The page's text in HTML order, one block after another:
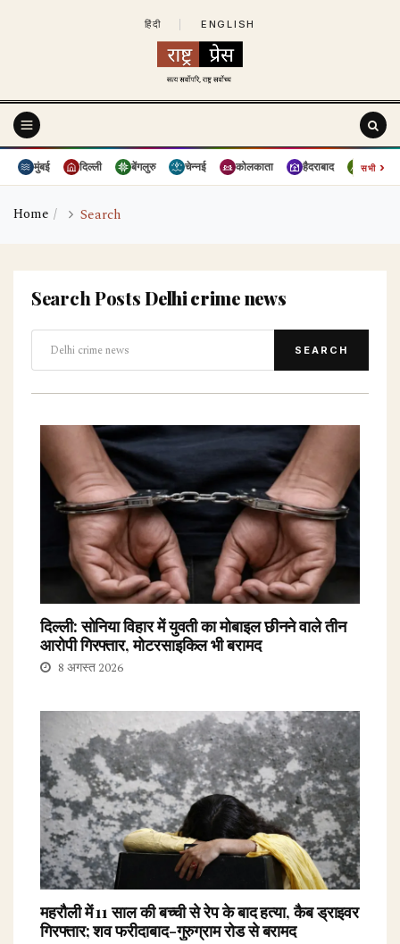
हिंदी ENGLISH
मुंबई दिल्ली बेंगलुरु चेन्नई कोलकाता हैदराबाद पुणे
सभी›
Home Search
Search PostsDelhi crime news
SEARCH
दिल्ली: सोनिया विहार में युवती का मोबाइल छीनने वाले तीन
आरोपी गिरफ्तार, मोटरसाइकिल भी बरामद
8 अगस्त 2026
महरौली में 11 साल की बच्ची से रेप के बाद हत्या, कैब ड्राइवर
गिरफ्तार; शव फरीदाबाद-गुरुग्राम रोड से बरामद